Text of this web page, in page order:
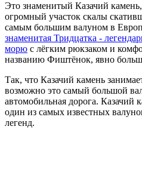
Это знаменитый Казачий камень,
огромный участок скалы
самым большим валуном в
знаменитая Тридцатка -
морю с лёгким рюкзаком и
названию Фиштёнок, явно
Так, что Казачий камень
возможно это самый большой
автомобильная дорога. Казачий
один из самых известных
легенд.